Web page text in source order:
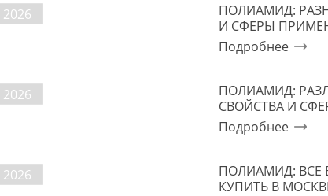
ПОЛИАМИД:
И СФЕРЫ
Подробнее
ПОЛИАМИД:
СВОЙСТВА И
Подробнее
ПОЛИАМИД: ВСЕ
КУПИТЬ В